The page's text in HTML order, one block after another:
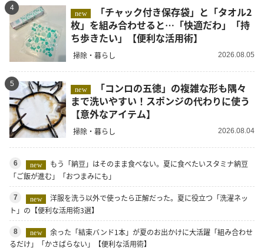
4
new
枚」を組み合わせると…「快適だわ」「持
ち歩きたい」【便利な活用術】
掃除・暮らし 2026.08.05
5
new
まで洗いやすい！スポンジの代わりに使う
【意外なアイテム】
掃除・暮らし 2026.08.04
6 new
もう「納豆」はそのまま食べない。夏に食べたいスタミナ納豆
「ご飯が進む」「おつまみにも」
7 new
洋服を洗う以外で使ったら正解だった。夏に役立つ「洗濯ネッ
ト」の【便利な活用術3選】
8 new
余った「結束バンド1本」が夏のお出かけに大活躍「組み合わせ
るだけ」「かさばらない」【便利な活用術】